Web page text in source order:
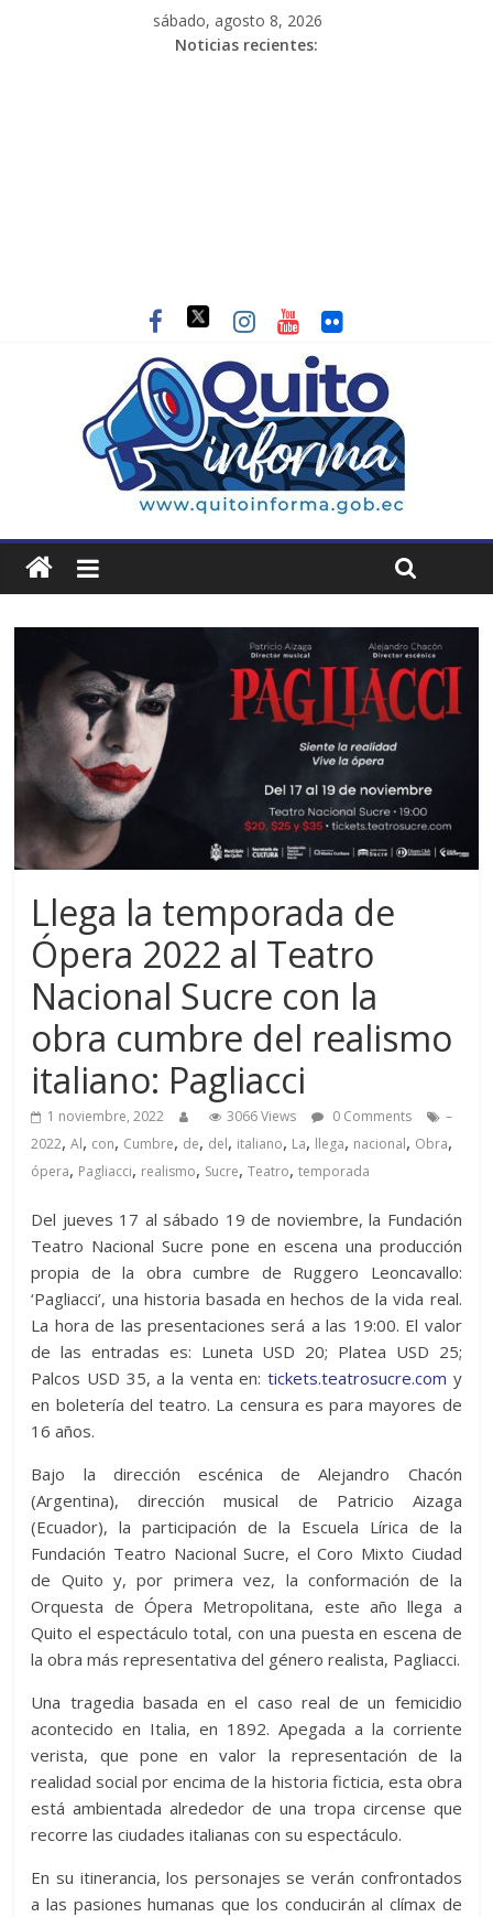
sábado, agosto 8, 2026
Noticias recientes:
Llega la temporada de
Ópera 2022 al Teatro
Nacional Sucre con la
obra cumbre del realismo
italiano: Pagliacci
1 noviembre, 2022 3066 Views 0 Comments
–
2022,Al, con, Cumbre, de, del, italiano, La, llega, nacional, Obra,
ópera, Pagliacci, realismo, Sucre,Teatro,temporada
Del jueves 17 al sábado 19 de noviembre, la Fundación
Teatro Nacional Sucre pone en escena una producción
propia de la obra cumbre de Ruggero Leoncavallo:
‘Pagliacci’, una historia basada en hechos de la vida real.
La hora de las presentaciones será a las 19:00. El valor
de las entradas es: Luneta USD 20; Platea USD 25;
Palcos USD 35, a la venta en: tickets.teatrosucre.com y
en boletería del teatro. La censura es para mayores de
16 años.
Bajo la dirección escénica de Alejandro Chacón
(Argentina), dirección musical de Patricio Aizaga
(Ecuador), la participación de la Escuela Lírica de la
Fundación Teatro Nacional Sucre, el Coro Mixto Ciudad
de Quito y, por primera vez, la conformación de la
Orquesta de Ópera Metropolitana, este año llega a
Quito el espectáculo total, con una puesta en escena de
la obra más representativa del género realista, Pagliacci.
Una tragedia basada en el caso real de un femicidio
acontecido en Italia, en 1892. Apegada a la corriente
verista, que pone en valor la representación de la
realidad social por encima de la historia ficticia, esta obra
está ambientada alrededor de una tropa circense que
recorre las ciudades italianas con su espectáculo.
En su itinerancia, los personajes se verán confrontados
a las pasiones humanas que los conducirán al clímax de